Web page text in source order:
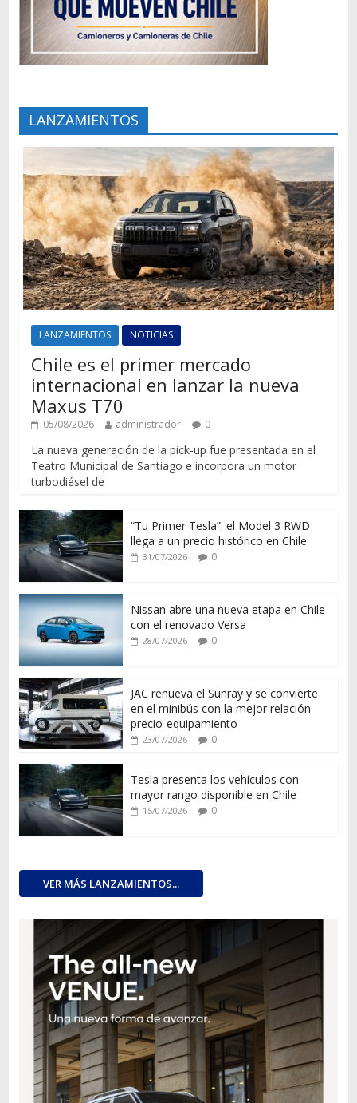
LANZAMIENTOS
LANZAMIENTOS NOTICIAS
Chile es el primer mercado
internacional en lanzar la nueva
Maxus T70
05/08/2026 administrador 0
La nueva generación de la pick-up fue presentada en el
Teatro Municipal de Santiago e incorpora un motor
turbodiésel de
“Tu Primer Tesla”: el Model 3 RWD
llega a un precio histórico en Chile
31/07/2026 0
Nissan abre una nueva etapa en Chile
con el renovado Versa
28/07/2026 0
JAC renueva el Sunray y se convierte
en el minibús con la mejor relación
precio-equipamiento
23/07/2026 0
Tesla presenta los vehículos con
mayor rango disponible en Chile
15/07/2026 0
VER MÁS LANZAMIENTOS...